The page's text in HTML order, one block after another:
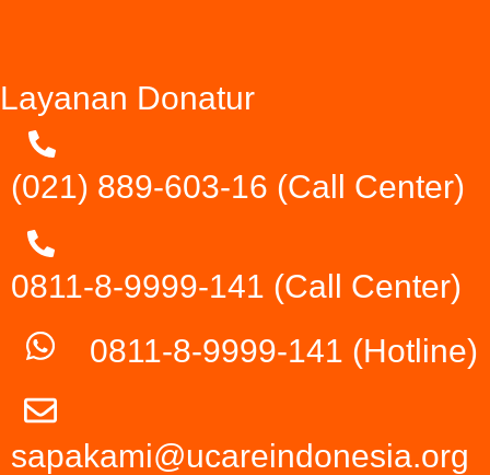
Layanan Donatur
(021) 889-603-16 (Call Center)
0811-8-9999-141 (Call Center)
0811-8-9999-141 (Hotline)
sapakami@ucareindonesia.org